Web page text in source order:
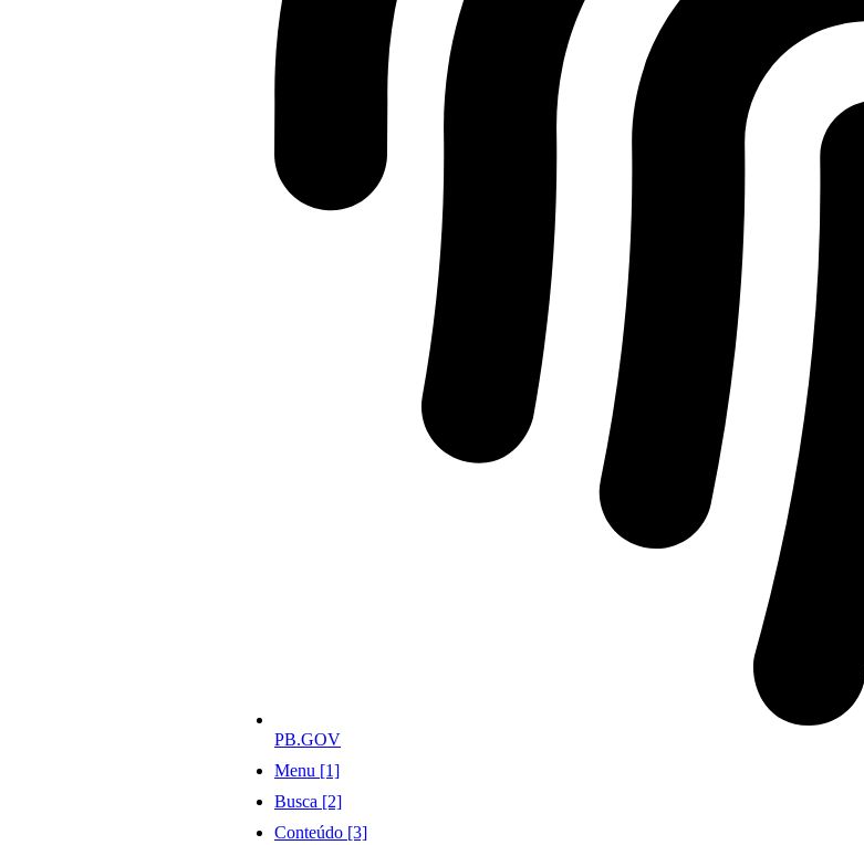
PB.GOV
Menu [1]
Busca [2]
Conteúdo [3]